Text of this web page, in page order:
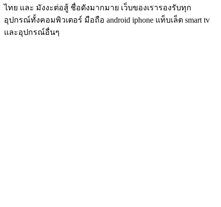
ไทย และ มังงะต่อสู้ ชื่อดังมากมาย เว็บของเรารองรับทุก
อุปกรณ์ทั้งคอมพิวเตอร์ มือถือ android iphone แท็บเล็ต smart tv
และอุปกรณ์อื่นๆ